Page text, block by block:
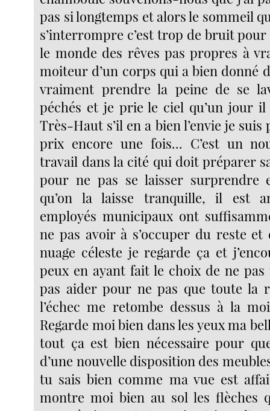
pas si longtemps et alors le sommeil
s’interrompre c’est trop de bruit
le monde des rêves pas propres à
moiteur d’un corps qui a bien donné
vraiment prendre la peine de se
péchés et je prie le ciel qu’un jour
Très-Haut s’il en a bien l’envie je
prix encore une fois... C’est un
travail dans la cité qui doit préparer
pour ne pas se laisser surprendre
qu’on la laisse tranquille, il est
employés municipaux ont
ne pas avoir à s’occuper du reste
nuage céleste je regarde ça et
peux en ayant fait le choix de ne
pas aider pour ne pas que toute la
l’échec me retombe dessus à la
Regarde moi bien dans les yeux ma
tout ça est bien nécessaire pour que
d’une nouvelle disposition des
tu sais bien comme ma vue est
montre moi bien au sol les flèches